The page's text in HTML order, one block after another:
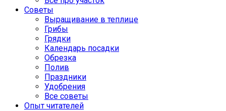
Советы
Выращивание в теплице
Грибы
Грядки
Календарь посадки
Обрезка
Полив
Праздники
Удобрения
Все советы
Опыт читателей